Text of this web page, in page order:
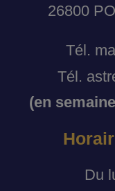
26800
Tél.
Tél.
(en
Du